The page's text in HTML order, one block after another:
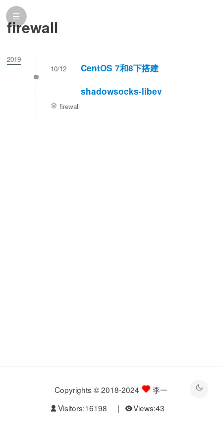
firewall
2019
10/12
CentOS 7和8下搭建
shadowsocks-libev
firewall
Copyrights © 2018-2024
李一
Visitors:16198 | Views:43